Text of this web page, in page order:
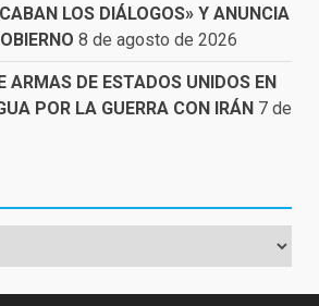
LOS DIÁLOGOS» Y ANUNCIA
8 de agosto de 2026
ARMAS DE ESTADOS UNIDOS EN
POR LA GUERRA CON IRÁN 7 de